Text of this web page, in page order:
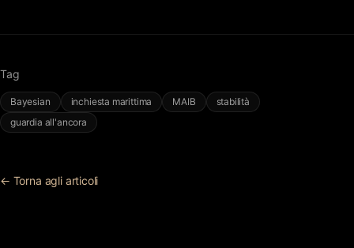
Tag
Bayesian inchiesta marittima MAIB
stabilità
guardia all'ancora
← Torna agli articoli